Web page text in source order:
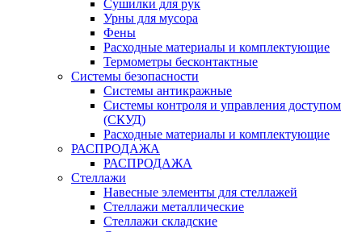
Сушилки для рук
Урны для мусора
Фены
Расходные материалы и комплектующие
Термометры бесконтактные
Системы безопасности
Системы антикражные
Системы контроля и управления доступом
(СКУД)
Расходные материалы и комплектующие
РАСПРОДАЖА
РАСПРОДАЖА
Стеллажи
Навесные элементы для стеллажей
Стеллажи металлические
Стеллажи складские